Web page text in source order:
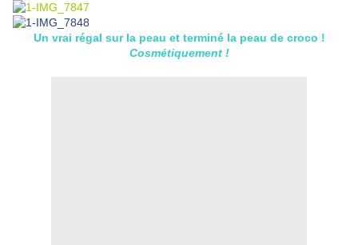
Un vrai régal sur la peau et terminé la peau de croco !
Cosmétiquement !